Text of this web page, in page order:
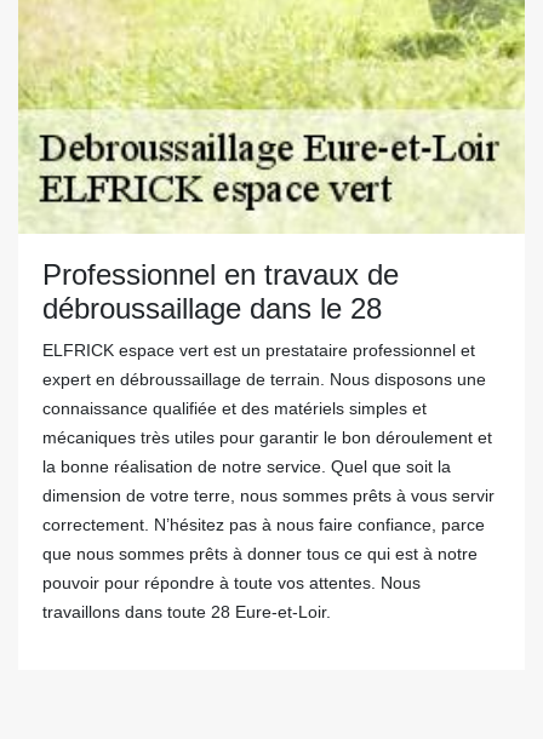
Professionnel en travaux de
débroussaillage dans le 28
ELFRICK espace vert est un prestataire professionnel et
expert en débroussaillage de terrain. Nous disposons une
connaissance qualifiée et des matériels simples et
mécaniques très utiles pour garantir le bon déroulement et
la bonne réalisation de notre service. Quel que soit la
dimension de votre terre, nous sommes prêts à vous servir
correctement. N’hésitez pas à nous faire confiance, parce
que nous sommes prêts à donner tous ce qui est à notre
pouvoir pour répondre à toute vos attentes. Nous
travaillons dans toute 28 Eure-et-Loir.